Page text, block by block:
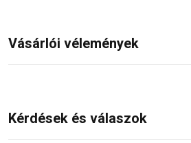
Vásárlói vélemények
Kérdések és válaszok